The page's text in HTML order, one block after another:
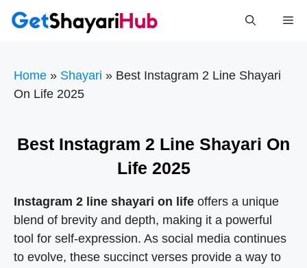
Skip
Home » Shayari » Best Instagram 2 Line Shayari
On Life 2025
Best Instagram 2 Line Shayari On
Life 2025
Instagram 2 line shayari on life offers a unique
blend of brevity and depth, making it a powerful
tool for self-expression. As social media continues
to evolve, these succinct verses provide a way to